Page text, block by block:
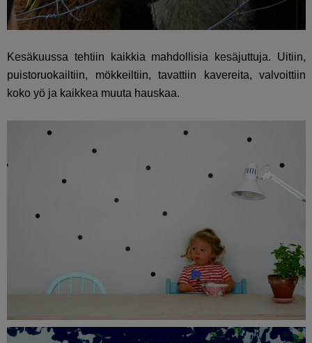
Kesäkuussa tehtiin kaikkia mahdollisia kesäjuttuja. Uitiin,
puistoruokailtiin, mökkeiltiin, tavattiin kavereita, valvoittiin
koko yö ja kaikkea muuta hauskaa.